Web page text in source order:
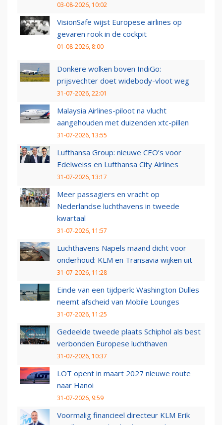
03-08-2026, 10:02
VisionSafe wijst Europese airlines op
gevaren rook in de cockpit
01-08-2026, 8:00
Donkere wolken boven IndiGo:
prijsvechter doet widebody-vloot weg
31-07-2026, 22:01
Malaysia Airlines-piloot na vlucht
aangehouden met duizenden xtc-pillen
31-07-2026, 13:55
Lufthansa Group: nieuwe CEO’s voor
Edelweiss en Lufthansa City Airlines
31-07-2026, 13:17
Meer passagiers en vracht op
Nederlandse luchthavens in tweede
kwartaal
31-07-2026, 11:57
Luchthavens Napels maand dicht voor
onderhoud: KLM en Transavia wijken uit
31-07-2026, 11:28
Einde van een tijdperk: Washington Dulles
neemt afscheid van Mobile Lounges
31-07-2026, 11:25
Gedeelde tweede plaats Schiphol als best
verbonden Europese luchthaven
31-07-2026, 10:37
LOT opent in maart 2027 nieuwe route
naar Hanoi
31-07-2026, 9:59
Voormalig financieel directeur KLM Erik